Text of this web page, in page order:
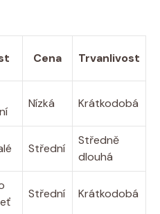
Cena Trvanlivost
Nízká Krátkodobá
Střední
Středně
dlouhá
Střední Krátkodobá